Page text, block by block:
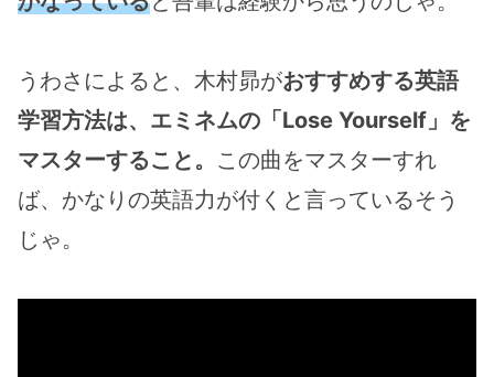
うわさによると、木村昴がおすすめする英語
学習方法は、エミネムの「Lose Yourself」を
マスターすること。 この曲をマスターすれ
ば、かなりの英語力が付くと言っているそう
じゃ。